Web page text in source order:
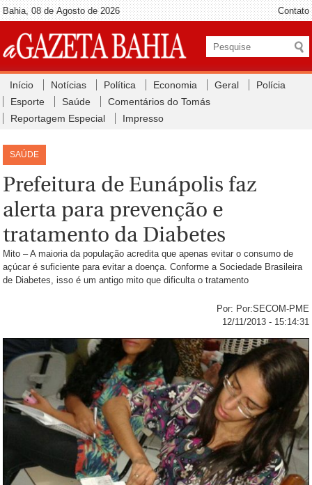
Bahia, 08 de Agosto de 2026 Contato
Início Notícias Política Economia Geral
Polícia
Esporte
Saúde
Comentários do Tomás
Reportagem Especial
Impresso
SAÚDE
Prefeitura de Eunápolis faz
alerta para prevenção e
tratamento da Diabetes
Mito – A maioria da população acredita que apenas evitar o consumo de
açúcar é suficiente para evitar a doença. Conforme a Sociedade Brasileira
de Diabetes, isso é um antigo mito que dificulta o tratamento
Por: Por:SECOM-PME
12/11/2013 - 15:14:31